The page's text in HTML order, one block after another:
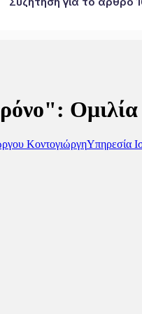
ΚοντογιώργηΥπηρεσία